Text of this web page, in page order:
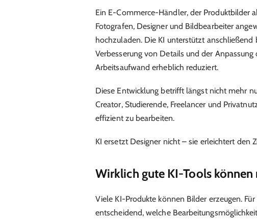
Ein E-Commerce-Händler, der Produktbilder
Fotografen, Designer und Bildbearbeiter
hochzuladen. Die KI unterstützt
Verbesserung von Details und der
Arbeitsaufwand erheblich reduziert.
Diese Entwicklung betrifft längst nicht mehr
Creator, Studierende, Freelancer und
effizient zu bearbeiten.
KI ersetzt Designer nicht – sie erleichtert den
Wirklich gute KI-Tools
Viele KI-Produkte können Bilder erzeugen.
entscheidend, welche